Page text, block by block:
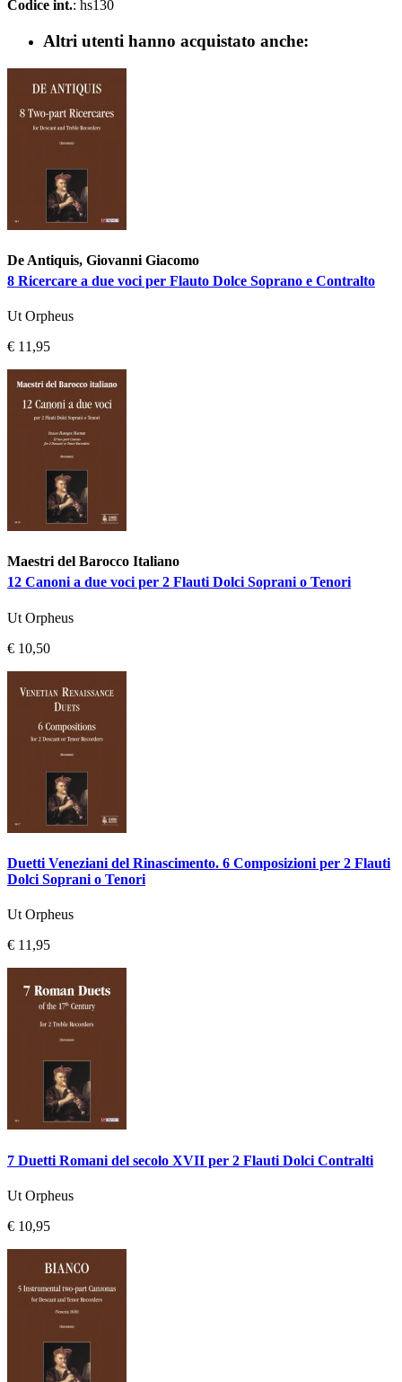
Codice int.: hs130
Altri utenti hanno acquistato anche:
De Antiquis, Giovanni Giacomo
8 Ricercare a due voci per Flauto Dolce Soprano e Contralto
Ut Orpheus
€ 11,95
Maestri del Barocco Italiano
12 Canoni a due voci per 2 Flauti Dolci Soprani o Tenori
Ut Orpheus
€ 10,50
Duetti Veneziani del Rinascimento. 6 Composizioni per 2 Flauti
Dolci Soprani o Tenori
Ut Orpheus
€ 11,95
7 Duetti Romani del secolo XVII per 2 Flauti Dolci Contralti
Ut Orpheus
€ 10,95